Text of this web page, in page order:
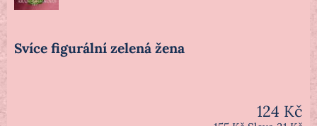
Svíce figurální zelená žena
124 Kč